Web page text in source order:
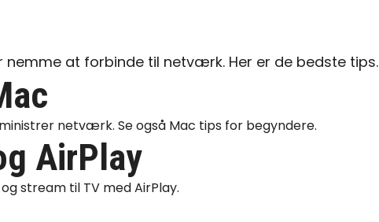
at forbinde til netværk. Her er de bedste tips.
netværk. Se også Mac tips for begyndere.
AirPlay
stream til TV medAirPlay.